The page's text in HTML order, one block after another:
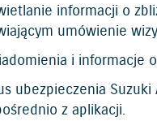
informacji o
umówienie
i informacje
ubezpieczenia
z aplikacji.